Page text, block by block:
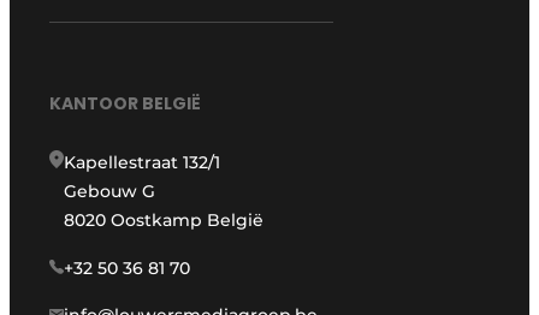
KANTOOR BELGIË
Kapellestraat 132/1
Gebouw G
8020 Oostkamp België
+32 50 36 81 70